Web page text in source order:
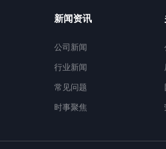
新闻资讯
公司新闻
行业新闻
常见问题
时事聚焦